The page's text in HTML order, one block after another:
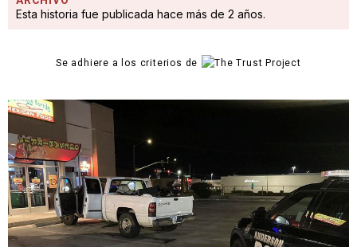
Esta historia fue publicada hace más de 2 años.
Se adhiere a los criterios de